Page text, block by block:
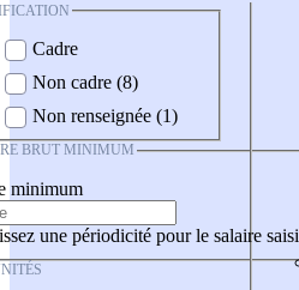
Cadre
Non cadre (8)
Non renseignée (1)
BRUT MINIMUM
minimum
une périodicité pour le salaire saisi